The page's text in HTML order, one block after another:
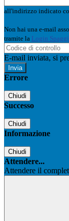
all'indirizzo indicato
Non hai una e-mail
tramite la Login
E-mail inviata, si
Errore
Chiudi
Successo
Chiudi
Informazione
Chiudi
Attendere...
Attendere il